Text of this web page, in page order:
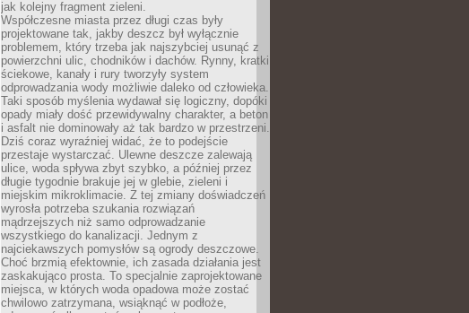
jak kolejny fragment zieleni.
Współczesne miasta przez długi czas były
projektowane tak, jakby deszcz był wyłącznie
problemem, który trzeba jak najszybciej usunąć z
powierzchni ulic, chodników i dachów. Rynny, kratki
ściekowe, kanały i rury tworzyły system
odprowadzania wody możliwie daleko od człowieka.
Taki sposób myślenia wydawał się logiczny, dopóki
opady miały dość przewidywalny charakter, a beton
i asfalt nie dominowały aż tak bardzo w przestrzeni.
Dziś coraz wyraźniej widać, że to podejście
przestaje wystarczać. Ulewne deszcze zalewają
ulice, woda spływa zbyt szybko, a później przez
długie tygodnie brakuje jej w glebie, zieleni i
miejskim mikroklimacie. Z tej zmiany doświadczeń
wyrosła potrzeba szukania rozwiązań
mądrzejszych niż samo odprowadzanie
wszystkiego do kanalizacji. Jednym z
najciekawszych pomysłów są ogrody deszczowe.
Choć brzmią efektownie, ich zasada działania jest
zaskakująco prosta. To specjalnie zaprojektowane
miejsca, w których woda opadowa może zostać
chwilowo zatrzymana, wsiąknąć w podłoże,